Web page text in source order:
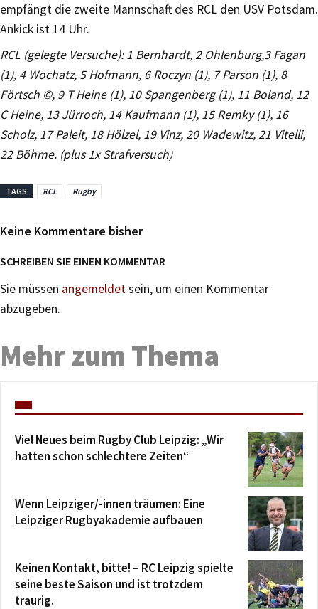
empfängt die zweite Mannschaft des RCL den USV Potsdam.
Ankick ist 14 Uhr.
RCL (gelegte Versuche): 1 Bernhardt, 2 Ohlenburg,3 Fagan
(1), 4 Wochatz, 5 Hofmann, 6 Roczyn (1), 7 Parson (1), 8
Förtsch ©, 9 T Heine (1), 10 Spangenberg (1), 11 Boland, 12
C Heine, 13 Jürroch, 14 Kaufmann (1), 15 Remky (1), 16
Scholz, 17 Paleit, 18 Hölzel, 19 Vinz, 20 Wadewitz, 21 Vitelli,
22 Böhme. (plus 1x Strafversuch)
TAGS RCL Rugby
Keine Kommentare bisher
SCHREIBEN SIE EINEN KOMMENTAR
Sie müssen angemeldetsein, um einen Kommentar
abzugeben.
Mehr zum Thema
Viel Neues beim Rugby Club Leipzig: „Wir
hatten schon schlechtere Zeiten“
Wenn Leipziger/-innen träumen: Eine
Leipziger Rugbyakademie aufbauen
Keinen Kontakt, bitte! – RC Leipzig spielte
seine beste Saison und ist trotzdem
traurig.